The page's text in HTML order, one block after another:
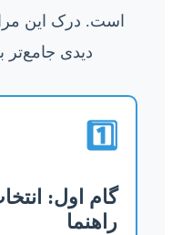
است. درک این
دیدی جامع‌تر
1️⃣
گام اول:
راهنما